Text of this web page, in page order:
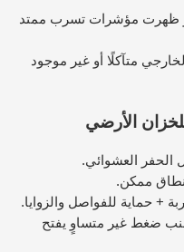
أو ظهرت مؤشرات تسرب ممتد
متآكلًا أو غير موجود
الأرضي
الحفر العشوائي.
ممكن.
+ حماية للفواصل والزوايا.
ضغط غير متساوٍ يفتح